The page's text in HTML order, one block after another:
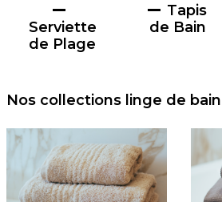
Serviette
de Plage
Tapis
de Bain
Nos collections linge de bain